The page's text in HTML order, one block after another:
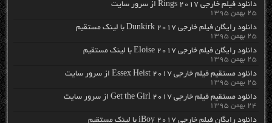
دانلود فیلم خارجی Rings 2017 از سرور سایت
۲۵ بهمن ۱۳۹۵
دانلود رایگان فیلم خارجی Dunkirk 2017 با لینک مستقیم
۲۵ بهمن ۱۳۹۵
دانلود رایگان فیلم خارجی Eloise 2017 با لینک مستقیم
۲۵ بهمن ۱۳۹۵
دانلود مستقیم فیلم خارجی Essex Heist 2017 از سرور سایت
۲۵ بهمن ۱۳۹۵
دانلود مستقیم فیلم خارجی Get the Girl 2017 از سرور سایت
۲۴ بهمن ۱۳۹۵
دانلود رایگان فیلم خارجی iBoy 2017 با لینک مستقیم